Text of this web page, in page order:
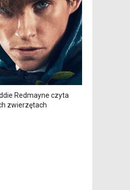
Redmayne czyta
zwierzętach